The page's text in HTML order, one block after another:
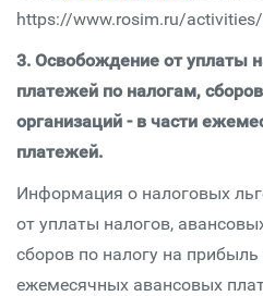
https://www.rosim.ru/
3. Освобождение от уплаты
платежей по налогам,
организаций - в части
платежей.
Информация о налоговых
от уплаты налогов,
сборов по налогу на прибыль
ежемесячных авансовых